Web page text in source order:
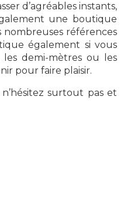
d’agréables instants,
une boutique
références
également si vous
demi-mètres ou les
pour faire plaisir.
surtout pas et